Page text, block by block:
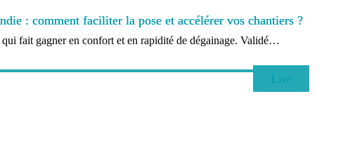
: comment faciliter la pose et accélérer vos chantiers ?
fait gagner en confort et en rapidité de dégainage. Validé…
Lire